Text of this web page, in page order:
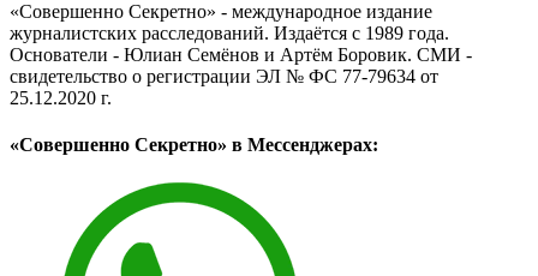
«Совершенно Секретно» - международное издание
журналистских расследований. Издаётся с 1989 года.
Основатели - Юлиан Семёнов и Артём Боровик. CМИ -
свидетельство о регистрации ЭЛ № ФС 77-79634 от
25.12.2020 г.
«Совершенно Секретно» в Мессенджерах: